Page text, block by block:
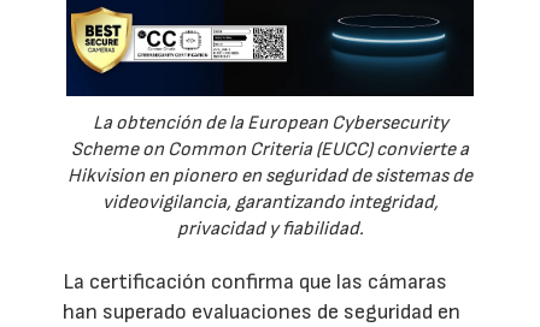
La obtención de la European Cybersecurity
Scheme on Common Criteria (EUCC) convierte a
Hikvision en pionero en seguridad de sistemas de
videovigilancia, garantizando integridad,
privacidad y fiabilidad.
La certificación confirma que las cámaras
han superado evaluaciones de seguridad en